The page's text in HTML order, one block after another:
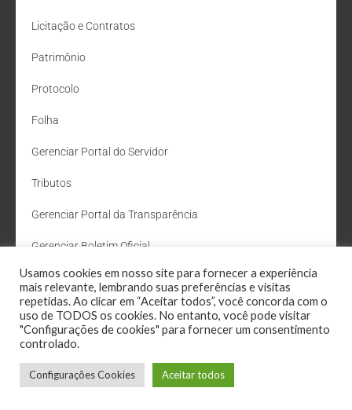
Licitação e Contratos
Patrimônio
Protocolo
Folha
Gerenciar Portal do Servidor
Tributos
Gerenciar Portal da Transparência
Gerenciar Boletim Oficial
Departamento de Água e Esgoto
Administração Site
Webmail
Usamos cookies em nosso site para fornecer a experiência
mais relevante, lembrando suas preferências e visitas
repetidas. Ao clicar em “Aceitar todos”, você concorda com o
uso de TODOS os cookies. No entanto, você pode visitar
"Configurações de cookies" para fornecer um consentimento
controlado.
Configurações Cookies Aceitar todos